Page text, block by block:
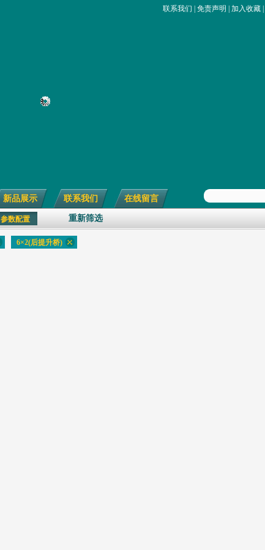
联系我们 免责声明 加入收藏
新品展示 联系我们 在线留言
参数配置 重新筛选
6×2(后提升桥)